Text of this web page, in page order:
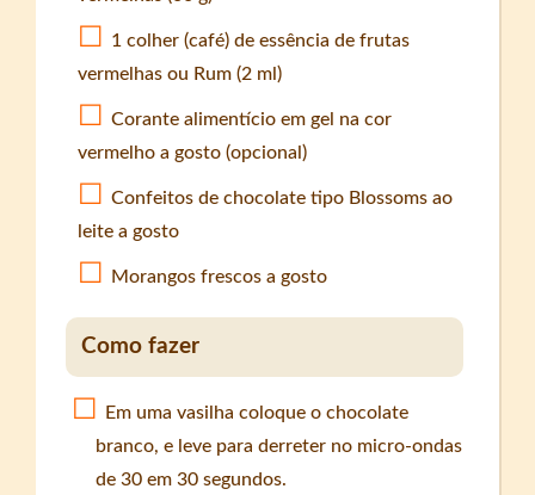
1 colher (café) de essência de frutas
vermelhas ou Rum (2 ml)
Corante alimentício em gel na cor
vermelho a gosto (opcional)
Confeitos de chocolate tipo Blossoms ao
leite a gosto
Morangos frescos a gosto
Como fazer
Em uma vasilha coloque o chocolate
branco, e leve para derreter no micro-ondas
de 30 em 30 segundos.